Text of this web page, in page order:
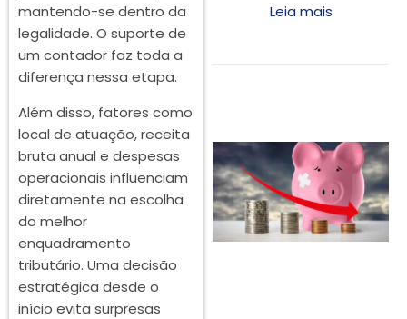
mantendo-se dentro da
legalidade. O suporte de
um contador faz toda a
diferença nessa etapa.
Além disso, fatores como
local de atuação, receita
bruta anual e despesas
operacionais influenciam
diretamente na escolha
do melhor
enquadramento
tributário. Uma decisão
estratégica desde o
início evita surpresas
Leia mais